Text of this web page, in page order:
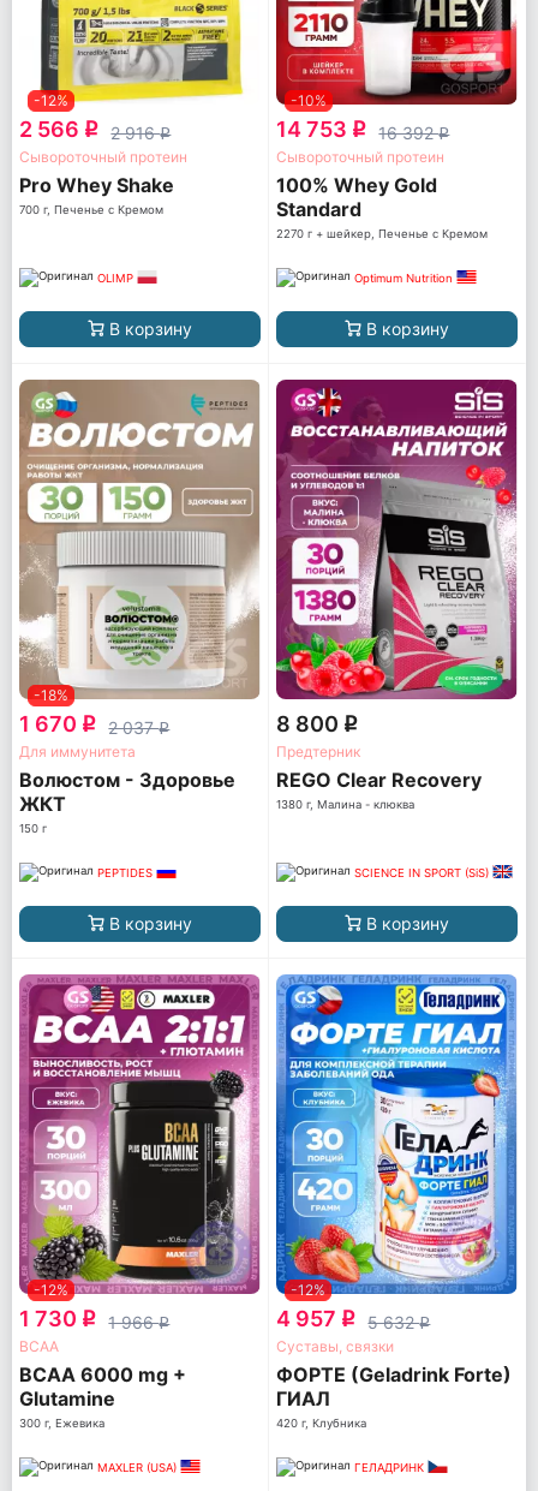
-12%
2 566 q 2 916q
Сывороточный протеин
Pro Whey Shake
700 г, Печенье с Кремом
OLIMP
В корзину
-10%
14 753 q 16 392q
Сывороточный протеин
100% Whey Gold
Standard
2270 г + шейкер, Печенье с Кремом
Optimum Nutrition
В корзину
-18%
1 670 q 2 037q
Для иммунитета
Волюстом - Здоровье
ЖКТ
150 г
PEPTIDES
В корзину
8 800 q
Предтерник
REGO Clear Recovery
1380 г, Малина - клюква
SCIENCE IN SPORT (SiS)
В корзину
-12%
1 730 q 1 966q
ВСАА
BCAA 6000 mg +
Glutamine
300 г, Ежевика
MAXLER (USA)
-12%
4 957 q 5 632q
Суставы, связки
ФОРТЕ (Geladrink Forte)
ГИАЛ
420 г, Клубника
ГЕЛАДРИНК